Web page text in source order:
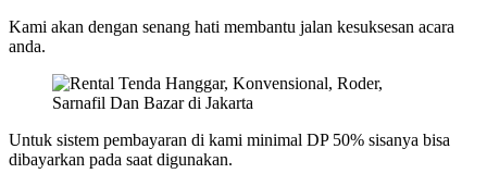
Kami akan dengan senang hati membantu jalan kesuksesan acara
anda.
Untuk sistem pembayaran di kami minimal DP 50% sisanya bisa
dibayarkan pada saat digunakan.